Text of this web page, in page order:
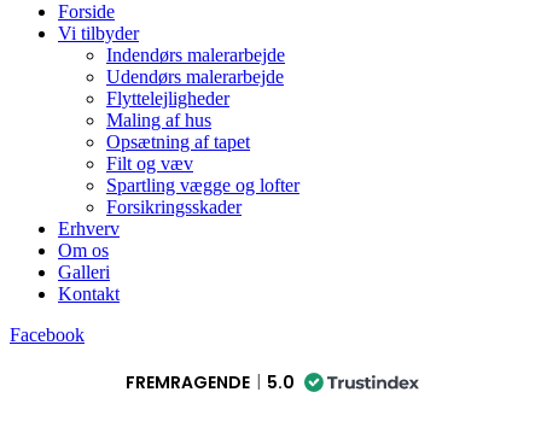
Forside
Vi tilbyder
Indendørs malerarbejde
Udendørs malerarbejde
Flyttelejligheder
Maling af hus
Opsætning af tapet
Filt og væv
Spartling vægge og lofter
Forsikringsskader
Erhverv
Om os
Galleri
Kontakt
Facebook
FREMRAGENDE 5.0